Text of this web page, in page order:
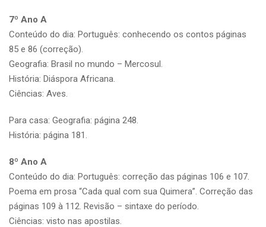
7º Ano A
Conteúdo do dia: Português: conhecendo os contos páginas
85 e 86 (correção).
Geografia: Brasil no mundo – Mercosul.
História: Diáspora Africana.
Ciências: Aves.
Para casa: Geografia: página 248.
História: página 181.
8º Ano A
Conteúdo do dia: Português: correção das páginas 106 e 107.
Poema em prosa “Cada qual com sua Quimera”. Correção das
páginas 109 à 112. Revisão – sintaxe do período.
Ciências: visto nas apostilas.